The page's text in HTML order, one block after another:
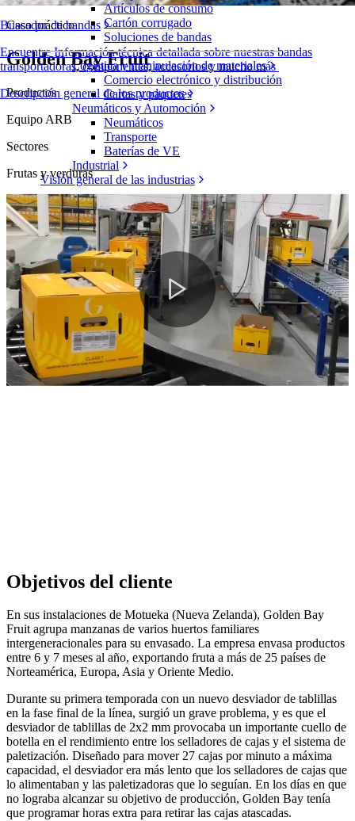
Buscador de bandas
Encuentre Información técnica detallada sobre nuestras bandas
transportadoras, componentes, accesorios y mucho más
Descripción general de los productos
Artículos de consumo
Cartón corrugado
Soluciones de bandas
Logística y manipulación de materiales
Comercio electrónico y distribución
Cartas y paquetes
Neumáticos y Automoción
Neumáticos
Transporte
Baterías de VE
Industrial
Visión general de las industrias
Caso práctico
Golden Bay Fruit
Productos
Equipo ARB
Sectores
Frutas y verduras
Objetivos del cliente
En sus instalaciones de Motueka (Nueva Zelanda), Golden Bay
Fruit agrupa manzanas de varios huertos familiares
intergeneracionales para su envasado. La empresa envasa productos
entre 6 y 7 meses al año, exportando fruta a más de 25 países de
Norteamérica, Europa, Asia y Oriente Medio.
Durante su primera temporada con un nuevo desviador de tablillas
en la fase final de la línea, surgió un grave problema, y es que el
desviador de tablillas de 2x2 mm provocaba un importante cuello de
botella en el rendimiento entre los selladores de cajas y el sistema de
paletización. Diseñado para mover 27 cajas por minuto a máxima
capacidad, el desviador era más lento que los selladores de cajas que
lo alimentaban y las paletizadoras que lo seguían. En los días en que
no lograba alcanzar su objetivo de producción, Golden Bay tenía
que programar horas extra para retirar las cajas atascadas.